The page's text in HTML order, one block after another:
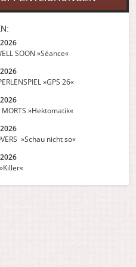
SOON »Séance«
»GPS 26«
»Hektomatik«
»Schau nicht so«